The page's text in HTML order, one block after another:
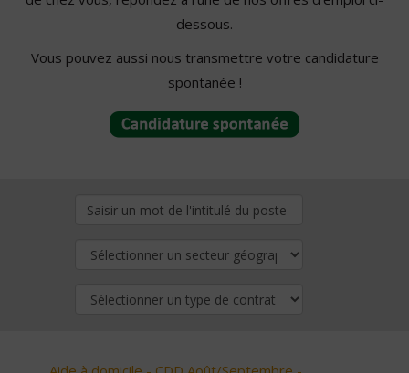
dessous.
Vous pouvez aussi nous transmettre votre candidature
spontanée !